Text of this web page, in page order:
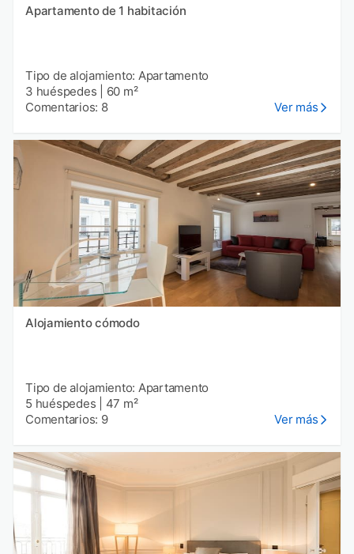
Apartamento de 1 habitación
Tipo de alojamiento: Apartamento
3 huéspedes
60 m²
Comentarios: 8
Ver más
Alojamiento cómodo
Tipo de alojamiento: Apartamento
5 huéspedes
47 m²
Comentarios: 9
Ver más